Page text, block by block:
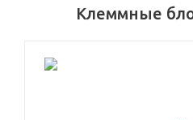
Клеммные